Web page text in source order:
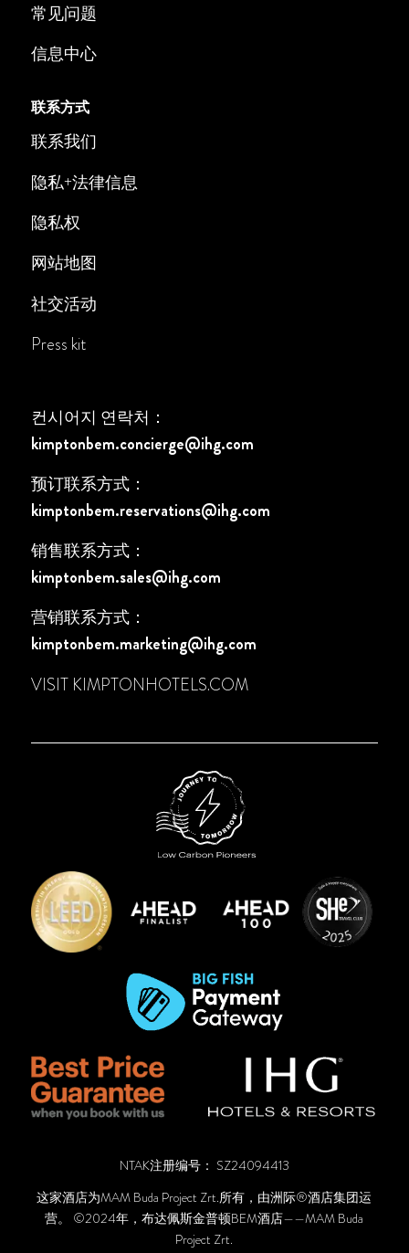
常见问题
信息中心
联系方式
联系我们
隐私+法律信息
隐私权
网站地图
社交活动
Press kit
컨시어지 연락처：
kimptonbem.concierge@ihg.com
预订联系方式：
kimptonbem.reservations@ihg.com
销售联系方式：
kimptonbem.sales@ihg.com
营销联系方式：
kimptonbem.marketing@ihg.com
VISIT KIMPTONHOTELS.COM
NTAK注册编号： SZ24094413
这家酒店为MAM Buda Project Zrt.所有，由洲际®酒店集团运
营。 ©2024年，布达佩斯金普顿BEM酒店——MAM Buda
Project Zrt.